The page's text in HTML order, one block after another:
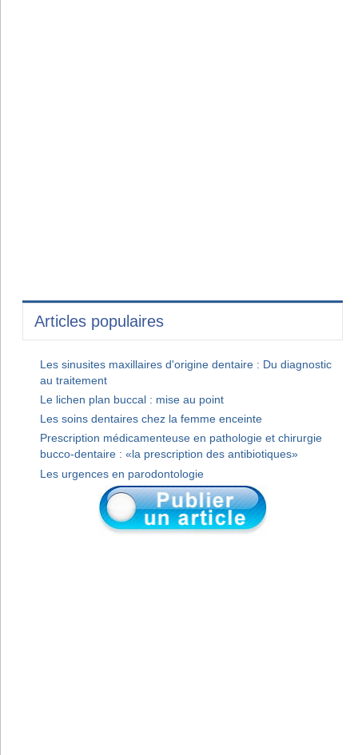
Articles populaires
Les sinusites maxillaires d'origine dentaire : Du diagnostic
au traitement
Le lichen plan buccal : mise au point
Les soins dentaires chez la femme enceinte
Prescription médicamenteuse en pathologie et chirurgie
bucco-dentaire : «la prescription des antibiotiques»
Les urgences en parodontologie